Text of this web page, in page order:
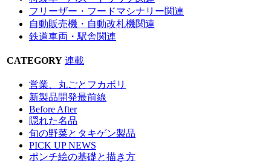
フリーザー・フードマシナリー関連
自動販売機・自動改札機関連
鉄道車両・駅舎関連
CATEGORY 連載
営業、丸ごとフカボリ
新製品開発最前線
Before After
隠れた名品
旬の野菜とタキゲン製品
PICK UP NEWS
ポンチ絵の基礎と描き方